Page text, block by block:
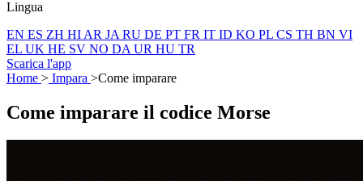
Lingua
EN ES ZH HI AR JA RU DE PT FR IT ID KO PL CS TH BN VI
EL UK HE SV NO DA UR HU TR
Scarica l'app
Home > Impara >Come imparare
Come imparare il codice Morse